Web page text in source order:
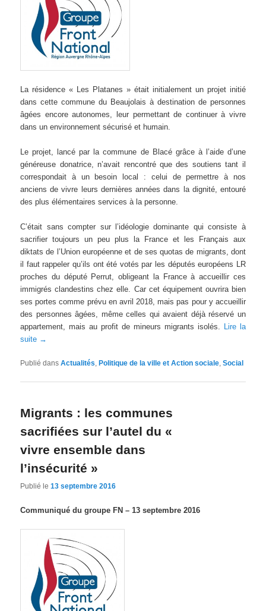
La résidence « Les Platanes » était initialement un projet initié
dans cette commune du Beaujolais à destination de personnes
âgées encore autonomes, leur permettant de continuer à vivre
dans un environnement sécurisé et humain.
Le projet, lancé par la commune de Blacé grâce à l’aide d’une
généreuse donatrice, n’avait rencontré que des soutiens tant il
correspondait à un besoin local : celui de permettre à nos
anciens de vivre leurs dernières années dans la dignité, entouré
des plus élémentaires services à la personne.
C’était sans compter sur l’idéologie dominante qui consiste à
sacrifier toujours un peu plus la France et les Français aux
diktats de l’Union européenne et de ses quotas de migrants, dont
il faut rappeler qu’ils ont été votés par les députés européens LR
proches du député Perrut, obligeant la France à accueillir ces
immigrés clandestins chez elle. Car cet équipement ouvrira bien
ses portes comme prévu en avril 2018, mais pas pour y accueillir
des personnes âgées, même celles qui avaient déjà réservé un
appartement, mais au profit de mineurs migrants isolés. Lire la
suite →
Publié dans Actualités, Politique de la ville et Action sociale,Social
Migrants : les communes
sacrifiées sur l’autel du «
vivre ensemble dans
l’insécurité »
Publié le13 septembre 2016
Communiqué du groupe FN – 13 septembre 2016